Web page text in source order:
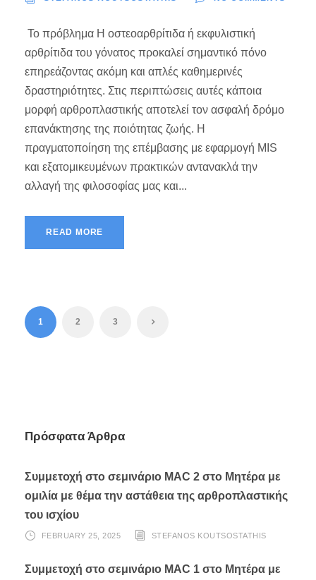
Το πρόβλημα Η οστεοαρθρίτιδα ή εκφυλιστική
αρθρίτιδα του γόνατος προκαλεί σημαντικό πόνο
επηρεάζοντας ακόμη και απλές καθημερινές
δραστηριότητες. Στις περιπτώσεις αυτές κάποια
μορφή αρθροπλαστικής αποτελεί τον ασφαλή δρόμο
επανάκτησης της ποιότητας ζωής. Η
πραγματοποίηση της επέμβασης με εφαρμογή MIS
και εξατομικευμένων πρακτικών αντανακλά την
αλλαγή της φιλοσοφίας μας και...
READ MORE
1 2 3
Πρόσφατα Άρθρα
Συμμετοχή στο σεμινάριο MAC 2 στο Μητέρα με
ομιλία με θέμα την αστάθεια της αρθροπλαστικής
του ισχίου
FEBRUARY 25, 2025 STEFANOS KOUTSOSTATHIS
Συμμετοχή στο σεμινάριο MAC 1 στο Μητέρα με